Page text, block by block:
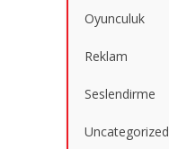
Oyunculuk
Reklam
Seslendirme
Uncategorized